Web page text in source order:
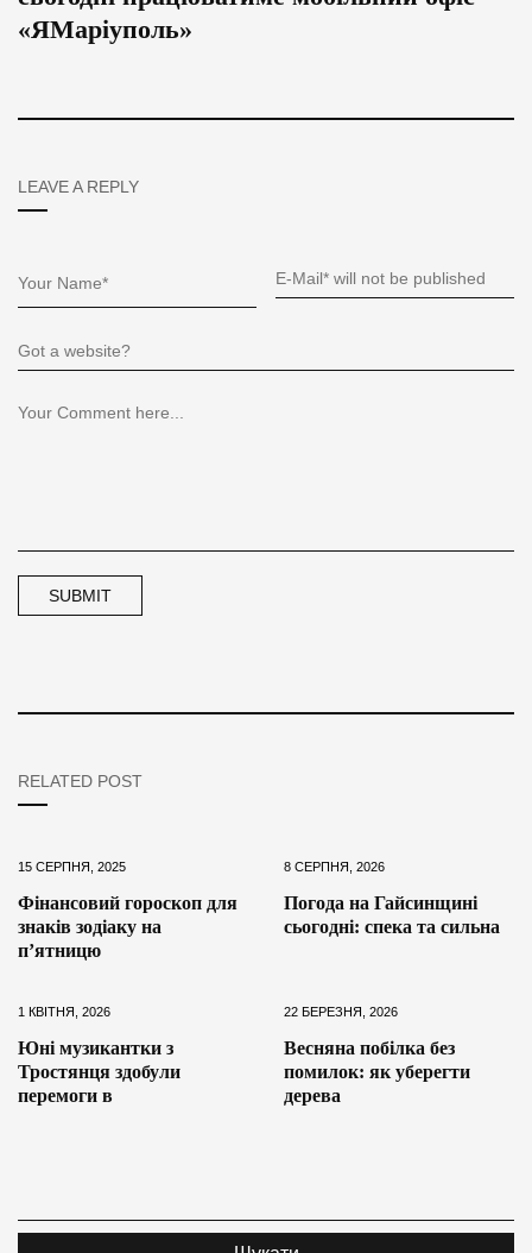
«ЯМаріуполь»
LEAVE A REPLY
RELATED POST
15 СЕРПНЯ, 2025
Фінансовий гороскоп для
знаків зодіаку на
п’ятницю
8 СЕРПНЯ, 2026
Погода на Гайсинщині
сьогодні: спека та сильна
1 КВІТНЯ, 2026
Юні музикантки з
Тростянця здобули
перемоги в
22 БЕРЕЗНЯ, 2026
Весняна побілка без
помилок: як уберегти
дерева